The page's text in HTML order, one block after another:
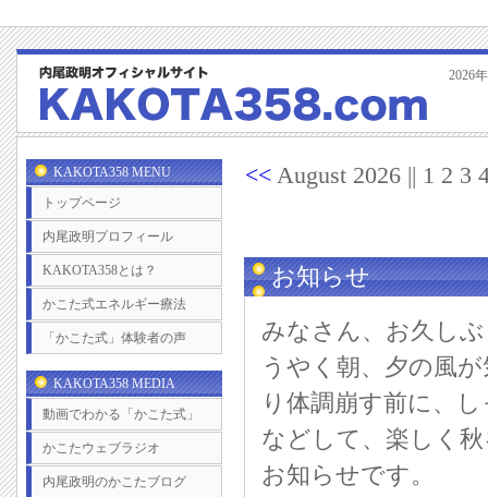
2026
<<August 2026 || 1 2 3
お知らせ
みなさん、お久し
うやく朝、夕の風
り体調崩す前に、
などして、楽しく
お知らせです。
KAKOTA358 MENU
トップページ
内尾政明プロフィール
KAKOTA358とは？
かこた式エネルギー療法
「かこた式」体験者の声
KAKOTA358 MEDIA
動画でわかる「かこた式」
かこたウェブラジオ
内尾政明のかこたブログ